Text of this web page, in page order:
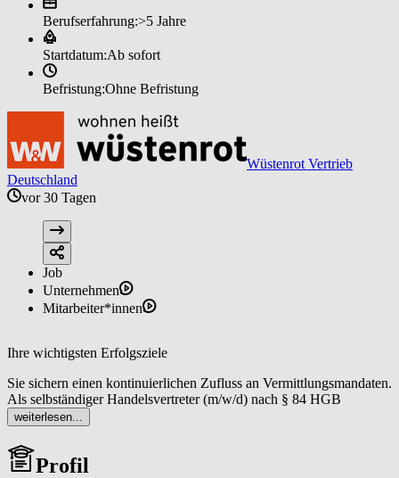
Berufserfahrung:>5 Jahre
Startdatum:Ab sofort
Befristung:Ohne Befristung
Wüstenrot Vertrieb
Deutschland
vor 30 Tagen
Job
Unternehmen
Mitarbeiter*innen
Ihre wichtigsten Erfolgsziele
Sie sichern einen kontinuierlichen Zufluss an Vermittlungsmandaten.
Als selbständiger Handelsvertreter (m/w/d) nach § 84 HGB
etablieren Sie dazu eine klare Vertriebsstrategie, um sowohl selbst
als auch gemeinsam mit Ihrem Team regelmäßig neue Objekte
sowie Interessentinnen und Interessenten zu akquirieren, mit dem
Ergebnis einer stabilen Pipeline an Vermittlungsmandaten, die
weiterlesen...
Profil